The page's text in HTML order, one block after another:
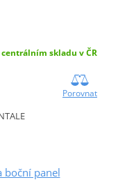
centrálním skladu v ČR
Porovnat
boční panel